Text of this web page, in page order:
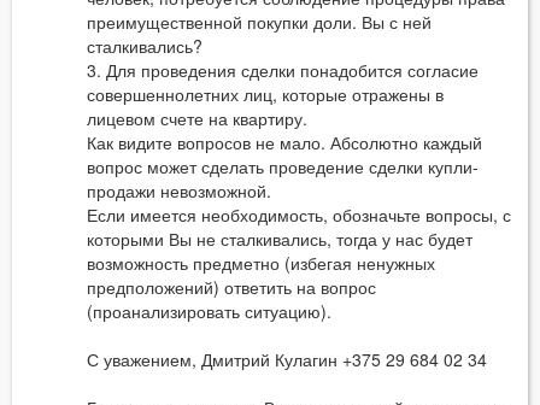
преимущественной покупки доли. Вы с ней
сталкивались?
3. Для проведения сделки понадобится согласие
совершеннолетних лиц, которые отражены в
лицевом счете на квартиру.
Как видите вопросов не мало. Абсолютно каждый
вопрос может сделать проведение сделки купли-
продажи невозможной.
Если имеется необходимость, обозначьте вопросы, с
которыми Вы не сталкивались, тогда у нас будет
возможность предметно (избегая ненужных
предположений) ответить на вопрос
(проанализировать ситуацию).
С уважением, Дмитрий Кулагин +375 29 684 02 34